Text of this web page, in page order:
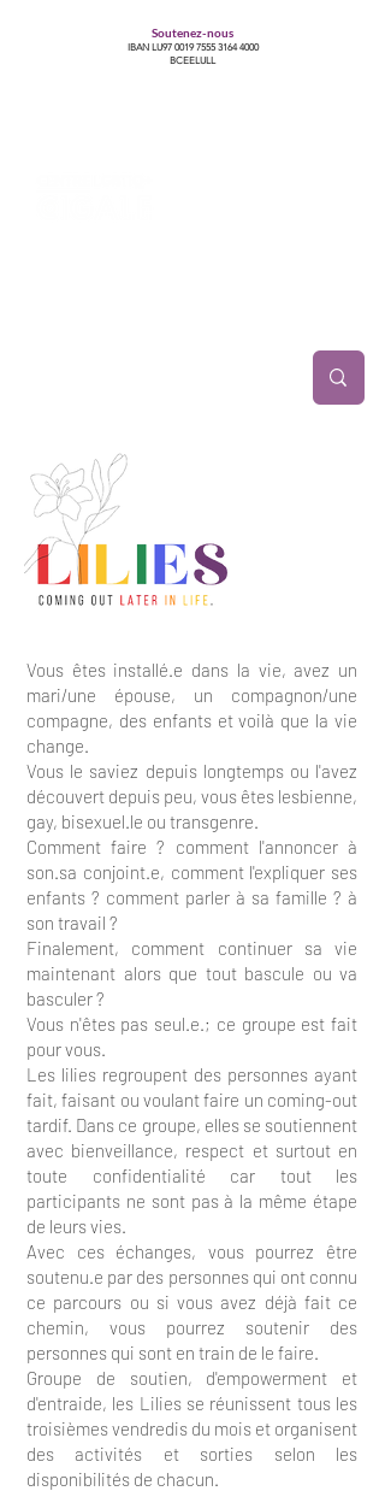
Soutenez-nous
IBAN LU97 0019 7555 3164 4000
BCEELULL
Vous êtes installé.e dans la vie, avez un
mari/une épouse, un compagnon/une
compagne, des enfants et voilà que la vie
change.
Vous le saviez depuis longtemps ou l'avez
découvert depuis peu, vous êtes lesbienne,
gay, bisexuel.le ou transgenre.
Comment faire ? comment l'annoncer à
son.sa conjoint.e, comment l'expliquer ses
enfants ? comment parler à sa famille ? à
son travail ?
Finalement, comment continuer sa vie
maintenant alors que tout bascule ou va
basculer ?
Vous n'êtes pas seul.e.; ce groupe est fait
pour vous.
Les lilies regroupent des personnes ayant
fait, faisant ou voulant faire un coming-out
tardif. Dans ce groupe, elles se soutiennent
avec bienveillance, respect et surtout en
toute confidentialité car tout les
participants ne sont pas à la même étape
de leurs vies.
Avec ces échanges, vous pourrez être
soutenu.e par des personnes qui ont connu
ce parcours ou si vous avez déjà fait ce
chemin, vous pourrez soutenir des
personnes qui sont en train de le faire.
Groupe de soutien, d'empowerment et
d'entraide, les Lilies se réunissent tous les
troisièmes vendredis du mois et organisent
des activités et sorties selon les
disponibilités de chacun.